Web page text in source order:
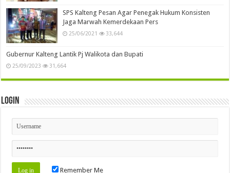
SPS Kalteng Pesan Agar Penegak Hukum Konsisten
Jaga Marwah Kemerdekaan Pers
25/06/2021 33,644
Gubernur Kalteng Lantik Pj Walikota dan Bupati
25/09/2023 31,664
Login
Remember Me